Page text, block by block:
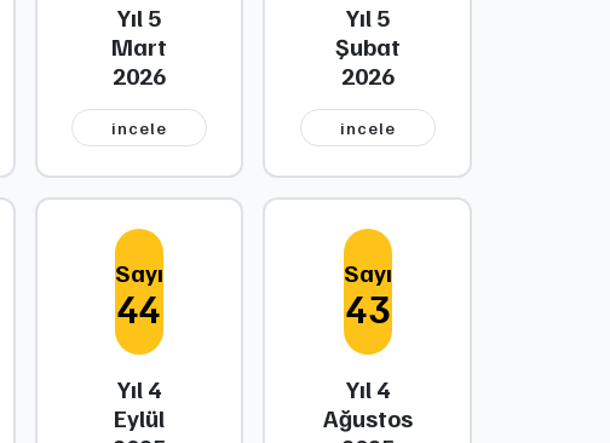
Yıl 5
Mart
2026
i̇ncele
Yıl 5
Şubat
2026
i̇ncele
Sayı
44
Yıl 4
Eylül
Sayı
43
Yıl 4
Ağustos